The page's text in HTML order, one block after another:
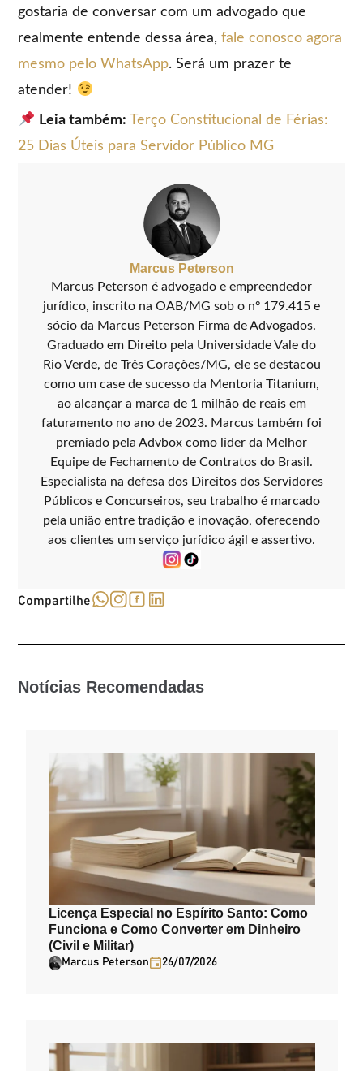
gostaria de conversar com um advogado que
realmente entende dessa área,fale conosco agora
mesmo pelo WhatsApp. Será um prazer te
atender!
Leia também: Terço Constitucional de Férias:
25 Dias Úteis para Servidor Público MG
Marcus Peterson
Marcus Peterson é advogado e empreendedor
jurídico, inscrito na OAB/MG sob o nº 179.415 e
sócio da Marcus Peterson Firma de Advogados.
Graduado em Direito pela Universidade Vale do
Rio Verde, de Três Corações/MG, ele se destacou
como um case de sucesso da Mentoria Titanium,
ao alcançar a marca de 1 milhão de reais em
faturamento no ano de 2023. Marcus também foi
premiado pela Advbox como líder da Melhor
Equipe de Fechamento de Contratos do Brasil.
Especialista na defesa dos Direitos dos Servidores
Públicos e Concurseiros, seu trabalho é marcado
pela união entre tradição e inovação, oferecendo
aos clientes um serviço jurídico ágil e assertivo.
Compartilhe
Notícias Recomendadas
Licença Especial no Espírito Santo: Como
Funciona e Como Converter em Dinheiro
(Civil e Militar)
Marcus Peterson 26/07/2026